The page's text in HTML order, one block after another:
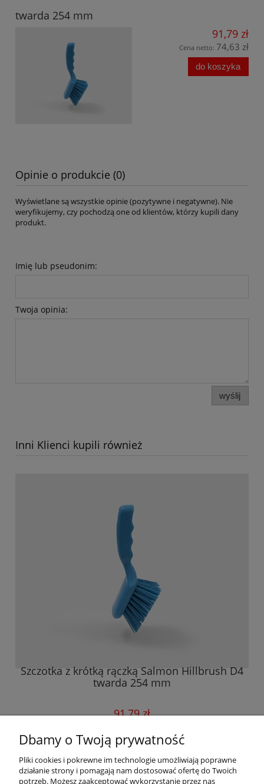
twarda 254 mm
91,79 zł
Cena netto: 74,63 zł
do koszyka
Opinie o produkcie (0)
Wyświetlane są wszystkie opinie (pozytywne i negatywne). Nie
weryfikujemy, czy pochodzą one od klientów, którzy kupili dany
produkt.
Imię lub pseudonim:
Twoja opinia:
wyślij
Inni Klienci kupili również
Szczotka z krótką rączką Salmon Hillbrush D4
twarda 254 mm
91,79 zł
do koszyka
Dbamy o Twoją prywatność
Pliki cookies i pokrewne im technologie umożliwiają poprawne
działanie strony i pomagają nam dostosować ofertę do Twoich
potrzeb. Możesz zaakceptować wykorzystanie przez nas